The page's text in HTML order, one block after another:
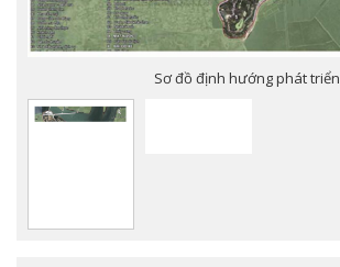
Sơ đồ định hướng phát triển